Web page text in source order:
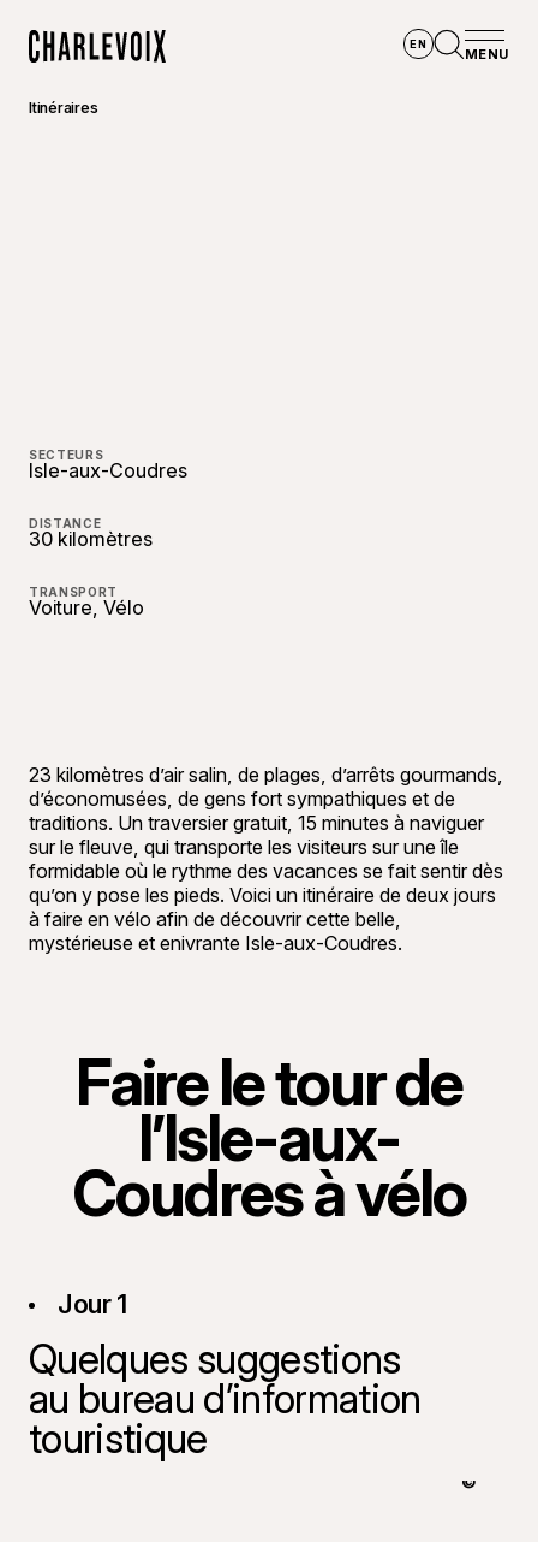
EN
MENU
Itinéraires
SECTEURS
Isle-aux-Coudres
DISTANCE
30 kilomètres
TRANSPORT
Voiture, Vélo
23 kilomètres d’air salin, de plages, d’arrêts gourmands,
d’économusées, de gens fort sympathiques et de
traditions. Un traversier gratuit, 15 minutes à naviguer
sur le fleuve, qui transporte les visiteurs sur une île
formidable où le rythme des vacances se fait sentir dès
qu’on y pose les pieds. Voici un itinéraire de deux jours
à faire en vélo afin de découvrir cette belle,
mystérieuse et enivrante Isle-aux-Coudres.
Faire le tour de
l’Isle-aux-
Coudres à vélo
Jour 1
Quelques suggestions
au bureau d’information
touristique
André-
©